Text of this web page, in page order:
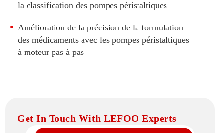
la classification des pompes péristaltiques
Amélioration de la précision de la formulation
des médicaments avec les pompes péristaltiques
à moteur pas à pas
Get In Touch With LEFOO Experts